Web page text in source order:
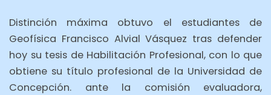
Distinción máxima obtuvo el estudiantes de
Geofísica Francisco Alvial Vásquez tras defender
hoy su tesis de Habilitación Profesional, con lo que
obtiene su título profesional de la Universidad de
Concepción. ante la comisión evaluadora,